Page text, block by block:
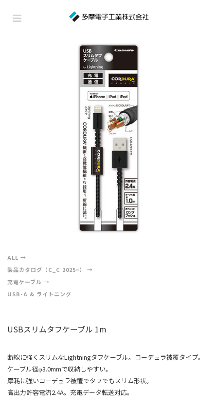
ALL
製品カタログ（C_C 2025~）
充電ケーブル
USB-A & ライトニング
USBスリムタフケーブル 1m
断線に強くスリムなLightningタフケーブル。コーデュラ被覆タイプ。
ケーブル径φ3.0mmで収納しやすい。
摩耗に強いコーデュラ被覆でタフでもスリム形状。
高出力許容電流2.4A。充電データ転送対応。